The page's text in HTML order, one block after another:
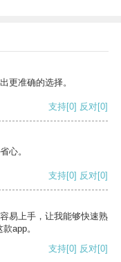
更准确的选择。
支持[0] 反对[0]
心。
支持[0] 反对[0]
易上手，让我能够快速熟
app。
支持[0] 反对[0]